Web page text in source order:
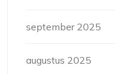
september 2025
augustus 2025